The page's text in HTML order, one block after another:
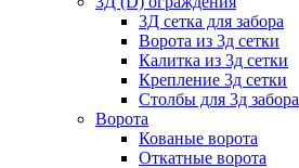
3Д сетка для забора
Ворота из 3д сетки
Калитка из 3д сетки
Крепление 3д сетки
Столбы для 3д забора
Ворота
Кованые ворота
Откатные ворота